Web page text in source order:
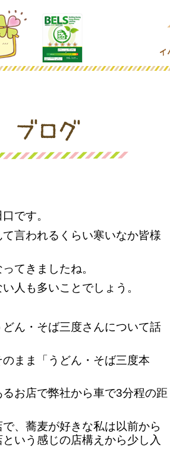
です。
言われるくらい寒いなか皆様
てきましたね。
人も多いことでしょう。
ん・そば三度さんについて話
まま「うどん・そば三度本
お店で弊社から車で3分程の距
、蕎麦が好きな私は以前から
いう感じの店構えから少し入